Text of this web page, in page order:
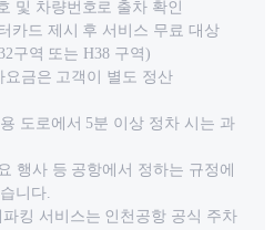
및 차량번호로 출차 확인
카드 제시 후 서비스 무료 대상
구역 또는 H38 구역)
금은 고객이 별도 정산
도로에서 5분 이상 정차 시는 과
행사 등 공항에서 정하는 규정에
니다.
킹 서비스는 인천공항 공식 주차